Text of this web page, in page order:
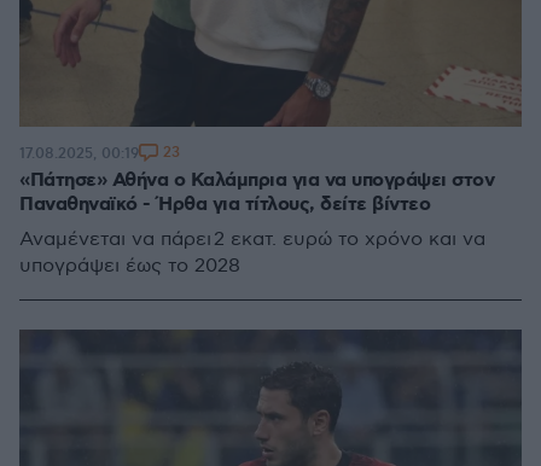
«Πάτησε» Αθήνα ο Καλάμπρια για να υπογράψει στον
Παναθηναϊκό - Ήρθα για τίτλους, δείτε βίντεο
Αναμένεται να πάρει 2 εκατ. ευρώ το χρόνο και να
υπογράψει έως το 2028
17.08.2025, 00:19 23